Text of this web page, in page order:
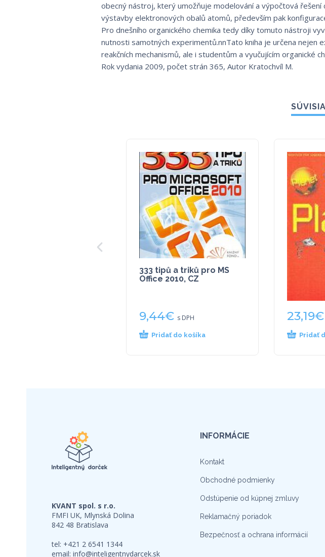
obecný nástroj, který umožňuje modelování a výpočtová
výstavby elektronových obalů atomů, především pak
Pro dnešního organického chemika tedy díky tomuto nástroji
nutnosti samotných experimentů.nnTato kniha je určena nejen
reakčních mechanismů, ale i studentům a vyučujícím organické
Rok vydania 2009, počet strán 365, Autor Kratochvíl M.
333 tipů a triků pro MS
Office 2010, CZ
9,44€ s DPH
Pridať do košíka
Planet
23,19€
Pridať
KVANT spol. s r.o.
FMFI UK, Mlynská Dolina
842 48 Bratislava
tel: +421 2 6541 1344
email: info@inteligentnydarcek.sk
INFORMÁCIE
Kontakt
Obchodné podmienky
Odstúpenie od kúpnej zmluvy
Reklamačný poriadok
Bezpečnosť a ochrana informácií